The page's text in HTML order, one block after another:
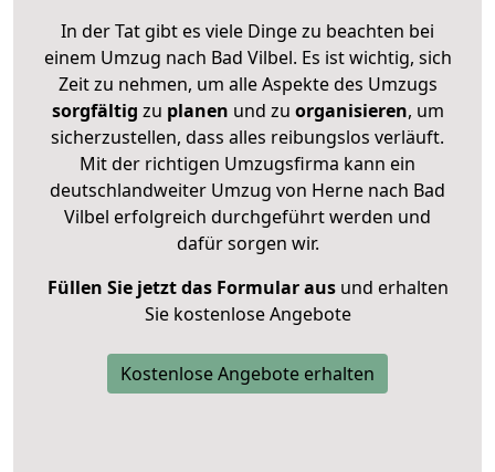
In der Tat gibt es viele Dinge zu beachten bei
einem Umzug nach Bad Vilbel. Es ist wichtig, sich
Zeit zu nehmen, um alle Aspekte des Umzugs
sorgfältig zu planen und zu organisieren, um
sicherzustellen, dass alles reibungslos verläuft.
Mit der richtigen Umzugsfirma kann ein
deutschlandweiter Umzug von Herne nach Bad
Vilbel erfolgreich durchgeführt werden und
dafür sorgen wir.
Füllen Sie jetzt das Formular ausund erhalten
Sie kostenlose Angebote
Kostenlose Angebote erhalten